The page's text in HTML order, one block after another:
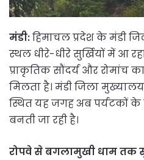
मंडी:हिमाचल प्रदेश के मंडी
स्थल धीरे-धीरे सुर्खियों में आ
प्राकृतिक सौंदर्य और
मिलता है। मंडी जिला
स्थित यह जगह अब पर्यटकों
बनती जा रही है।
रोपवे से बगलामुखी धाम तक